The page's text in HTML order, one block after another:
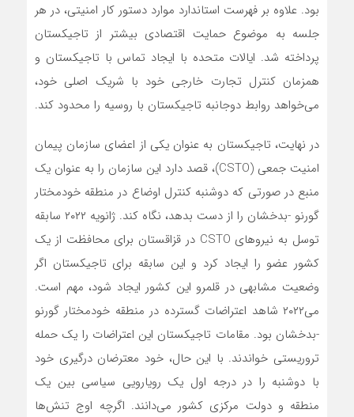
بود. علاوه بر فهرست استاندارد موارد دستور کار امنیتی، در هر
جلسه به موضوع حمایت اقتصادی بیشتر از تاجیکستان
پرداخته شد. ایالات متحده با ایجاد تماس با تاجیکستان و
همزمان کنترل تجارت خارجی خود با شریک اصلی خود،
می‌خواهد روابط دوجانبه تاجیکستان با روسیه را محدود کند.
در نهایت، تاجیکستان به عنوان یکی از اعضای سازمان پیمان
امنیت جمعی (CSTO)، قصد دارد این سازمان را به عنوان یک
منبع در صورتی که دوشنبه کنترل اوضاع در منطقه خودمختار
گورنو -بدخشان را از دست بدهد، نگاه کند. ژانویه ۲۰۲۲ سابقه
توسل به نیروهای CSTO در قزاقستان برای محافظت از یک
کشور عضو را ایجاد کرد و این سابقه برای تاجیکستان اگر
وضعیت مشابهی در قلمرو این کشور ایجاد شود، مهم است.
می‌۲۰۲۲ شاهد اعتراضات گسترده در منطقه خودمختار گورنو
-بدخشان بود. مقامات تاجیکستان این اعتراضات را یک حمله
تروریستی خواندند. با این حال، خود معترضان درگیری خود
با دوشنبه را در درجه اول یک رویارویی سیاسی بین یک
منطقه و دولت مرکزی کشور می‌دانند. اگرچه اوج تنش‌ها